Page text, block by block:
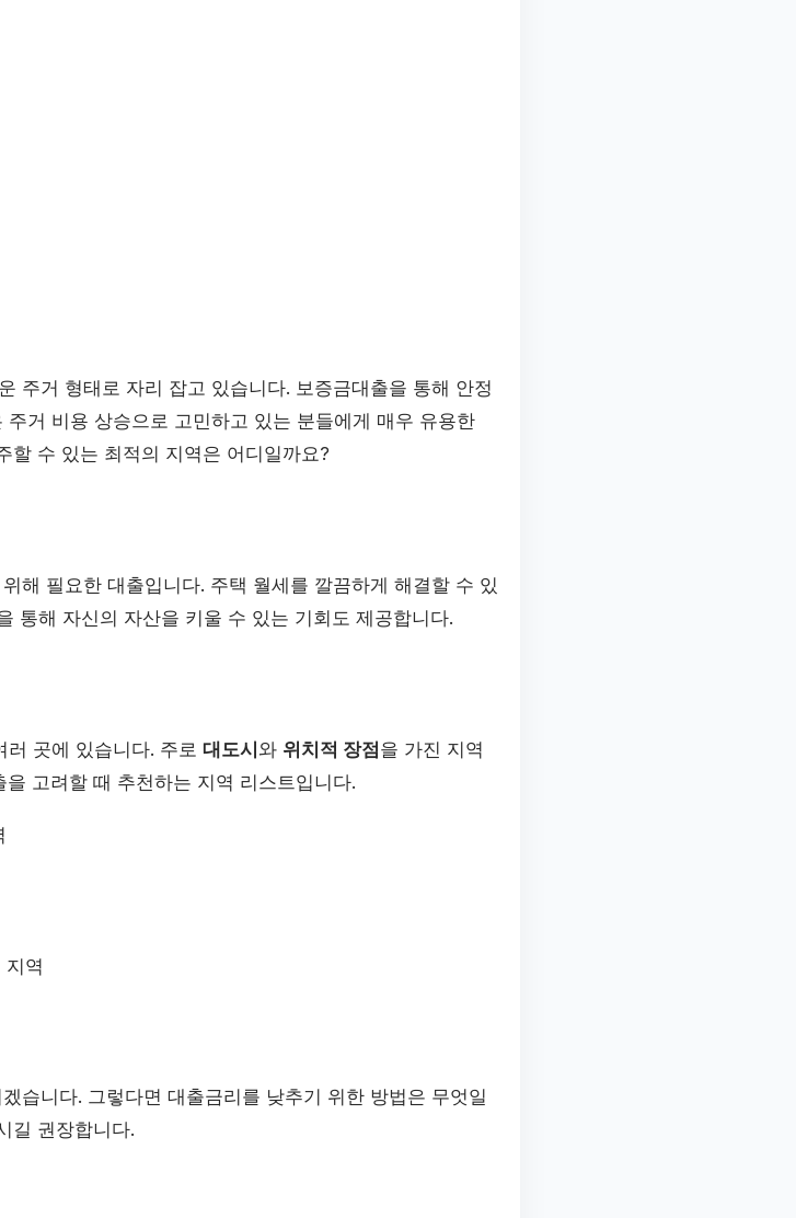
주거 형태로 자리 잡고 있습니다. 보증금대출을 통해 안정
거 비용 상승으로 고민하고 있는 분들에게 매우 유용한
할 수 있는 최적의 지역은 어디일까요?
해 필요한 대출입니다. 주택 월세를 깔끔하게 해결할 수 있
통해 자신의 자산을 키울 수 있는 기회도 제공합니다.
곳에 있습니다. 주로 대도시와 위치적 장점을 가진 지역
고려할 때 추천하는 지역 리스트입니다.
지역
습니다. 그렇다면 대출금리를 낮추기 위한 방법은 무엇일
길 권장합니다.